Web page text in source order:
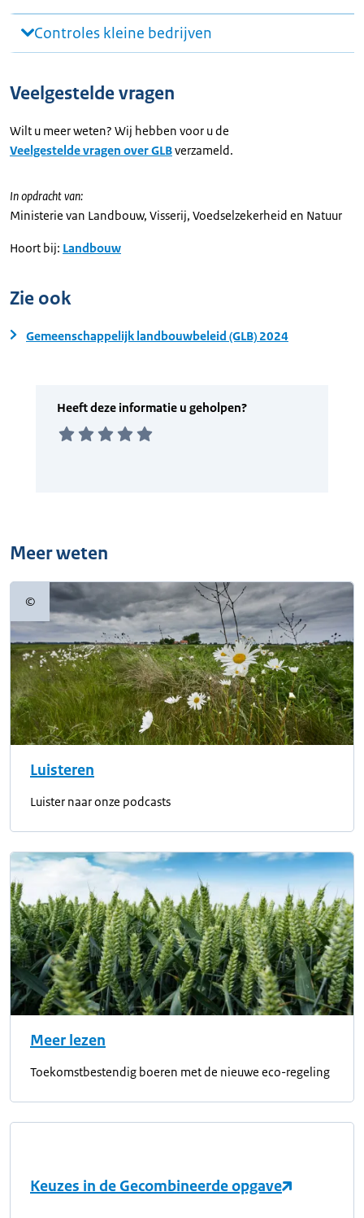
Controles kleine bedrijven
Veelgestelde vragen
Wilt u meer weten? Wij hebben voor u de
Veelgestelde vragen over GLBverzameld.
In opdracht van:
Ministerie van Landbouw, Visserij, Voedselzekerheid en Natuur
Hoort bij: Landbouw
Zie ook
Gemeenschappelijk landbouwbeleid (GLB) 2024
Meer weten
©Copyrightinformatie
Luisteren
Luister naar onze podcasts
Meer lezen
Toekomstbestendig boeren met de nieuwe eco-regeling
Keuzes in de Gecombineerde opgave